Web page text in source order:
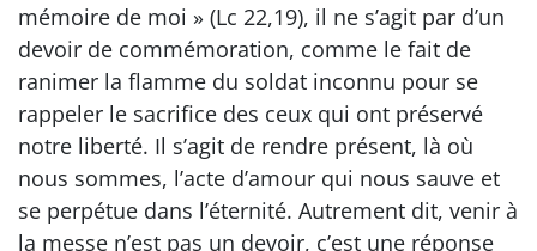
mémoire de moi » (Lc 22,19), il ne s’agit par d’un
devoir de commémoration, comme le fait de
ranimer la flamme du soldat inconnu pour se
rappeler le sacrifice des ceux qui ont préservé
notre liberté. Il s’agit de rendre présent, là où
nous sommes, l’acte d’amour qui nous sauve et
se perpétue dans l’éternité. Autrement dit, venir à
la messe n’est pas un devoir, c’est une réponse